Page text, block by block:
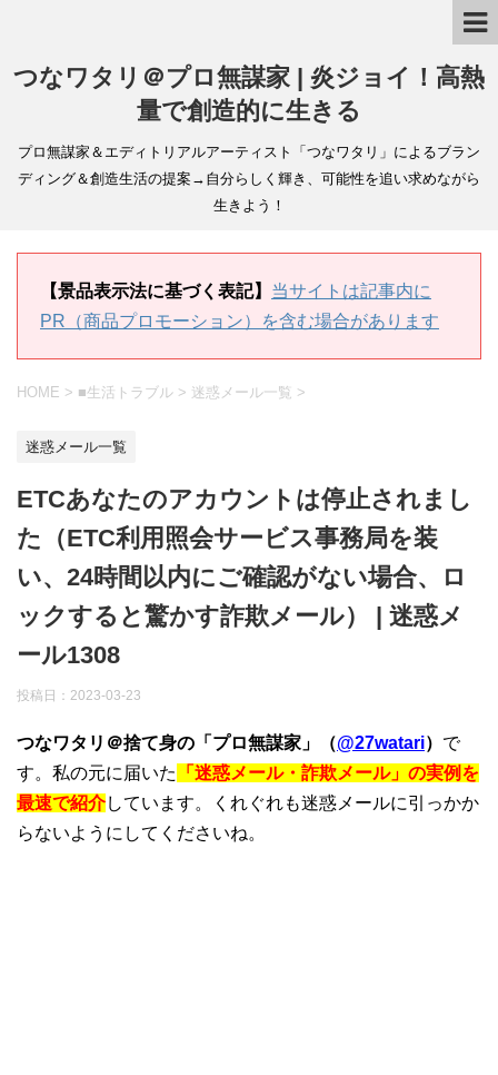
つなワタリ＠プロ無謀家 | 炎ジョイ！高熱
量で創造的に生きる
プロ無謀家＆エディトリアルアーティスト「つなワタリ」によるブラン
ディング＆創造生活の提案→自分らしく輝き、可能性を追い求めながら
生きよう！
【景品表示法に基づく表記】 当サイトは記事内に
PR（商品プロモーション）を含む場合があります
HOME > ■生活トラブル > 迷惑メール一覧 >
迷惑メール一覧
ETCあなたのアカウントは停止されまし
た（ETC利用照会サービス事務局を装
い、24時間以内にご確認がない場合、ロ
ックすると驚かす詐欺メール） | 迷惑メ
ール1308
投稿日： 2023-03-23
つなワタリ＠捨て身の「プロ無謀家」（@27watari） で
す。私の元に届いた
「迷惑メール・詐欺メール」の実例を
最速で紹介しています。くれぐれも迷惑メールに引っかか
らないようにしてくださいね。